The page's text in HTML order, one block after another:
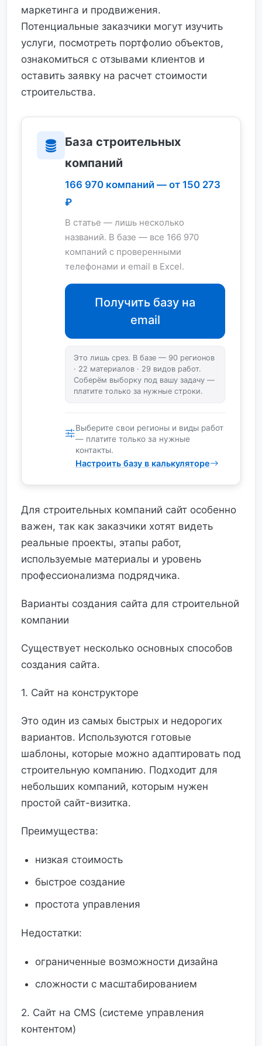
маркетинга и продвижения.
Потенциальные заказчики могут изучить
услуги, посмотреть портфолио объектов,
ознакомиться с отзывами клиентов и
оставить заявку на расчет стоимости
строительства.
База строительных
компаний
166 970 компаний — от 150 273
₽
В статье — лишь несколько
названий. В базе — все 166 970
компаний с проверенными
телефонами и email в Excel.
Получить базу на
email
Это лишь срез. В базе — 90 регионов
· 22 материалов · 29 видов работ.
Соберём выборку под вашу задачу —
платите только за нужные строки.
Выберите свои регионы и виды работ
— платите только за нужные
контакты.
Настроить базу в калькуляторе
Для строительных компаний сайт особенно
важен, так как заказчики хотят видеть
реальные проекты, этапы работ,
используемые материалы и уровень
профессионализма подрядчика.
Варианты создания сайта для строительной
компании
Существует несколько основных способов
создания сайта.
1. Сайт на конструкторе
Это один из самых быстрых и недорогих
вариантов. Используются готовые
шаблоны, которые можно адаптировать под
строительную компанию. Подходит для
небольших компаний, которым нужен
простой сайт-визитка.
Преимущества:
низкая стоимость
быстрое создание
простота управления
Недостатки:
ограниченные возможности дизайна
сложности с масштабированием
2. Сайт на CMS (системе управления
контентом)